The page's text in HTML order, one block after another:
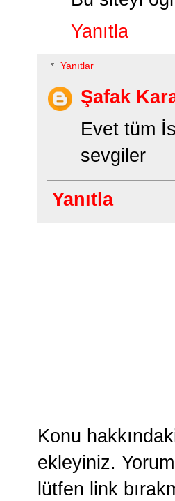
Yanıtla
Yanıtlar
Şafak
Evet tüm
sevgiler
Yanıtla
Konu
ekleyiniz.
lütfen link